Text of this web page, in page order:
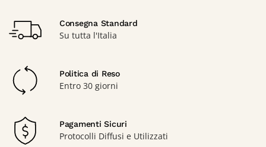
Consegna Standard
Su tutta l'Italia
Politica di Reso
Entro 30 giorni
Pagamenti Sicuri
Protocolli Diffusi e Utilizzati